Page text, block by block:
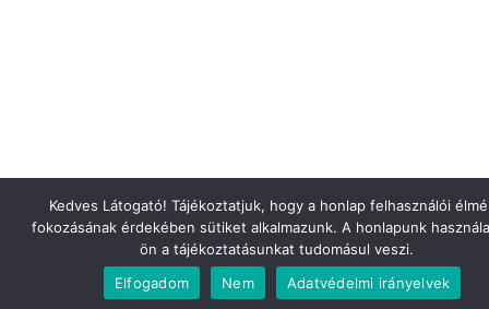
Kedves Látogató! Tájékoztatjuk, hogy a honlap felhasználói
fokozásának érdekében sütiket alkalmazunk. A honlapunk
ön a tájékoztatásunkat tudomásul veszi.
Elfogadom
Nem Adatvédelmi irányelvek